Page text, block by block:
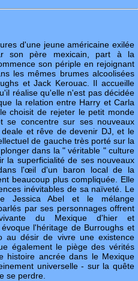
d'une jeune américaine exilée
son père mexicain, part à la
son périple en rejoignant
les mêmes brumes alcoolisées
et Jack Kerouac. Il accueille
réalise qu'elle n'est pas décidée
la relation entre Harry et Carla
choisit de rejeter le petit monde
se concentre sur ses nouveaux
et rêve de devenir DJ, et le
de gauche très porté sur la
dans la " véritable " culture
la superficialité de ses nouveaux
l'œil d'un baron local de la
beaucoup plus compliquée. Elle
inévitables de sa naïveté. Le
Jessica Abel et le mélange
par ses personnages offrent
du Mexique d'hier et
l'héritage de Burroughs et
au désir de vivre une existence
également le piège des vérités
histoire ancrée dans le Mexique
universelle - sur la quête
se perdre.